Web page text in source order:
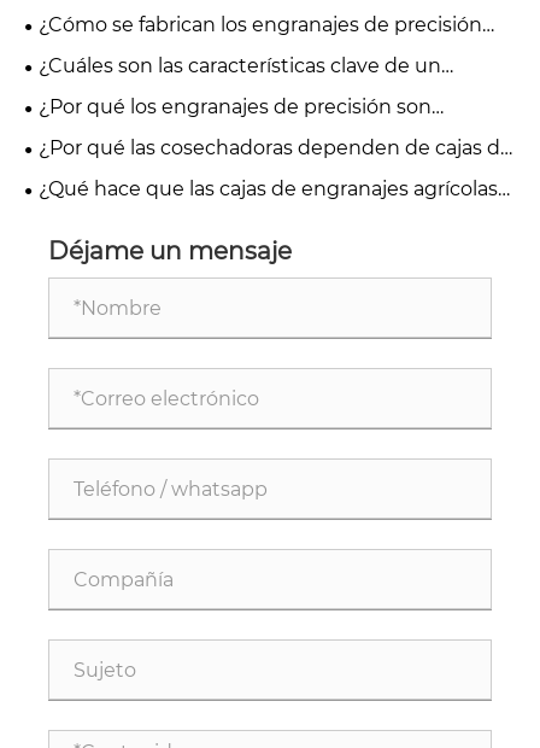
precisión en los engranajes de precisión?
¿Cómo se fabrican los engranajes de precisión
para aplicaciones industriales?
¿Cuáles son las características clave de un
engranaje de alta precisión?
¿Por qué los engranajes de precisión son
diferentes de los engranajes industriales estándar?
¿Por qué las cosechadoras dependen de cajas de
engranajes agrícolas de alto torque?
¿Qué hace que las cajas de engranajes agrícolas
la agricultura?
Déjame un mensaje